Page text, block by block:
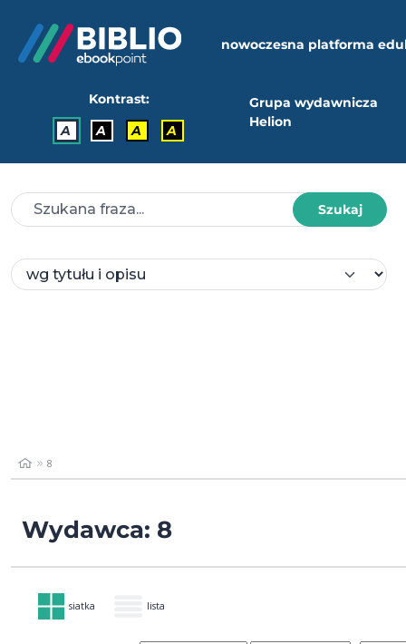
nowoczesna platforma
Kontrast:
A
A A A
Grupa wydawnicza
Helion
Szukaj
8
Wydawca: 8
siatka lista